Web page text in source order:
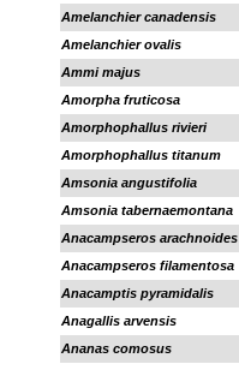
Amelanchier canadensis
Amelanchier ovalis
Ammi majus
Amorpha fruticosa
Amorphophallus rivieri
Amorphophallus titanum
Amsonia angustifolia
Amsonia tabernaemontana
Anacampseros arachnoides
Anacampseros filamentosa
Anacamptis pyramidalis
Anagallis arvensis
Ananas comosus